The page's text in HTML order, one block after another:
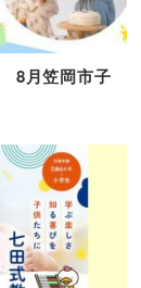
8月笠岡市子